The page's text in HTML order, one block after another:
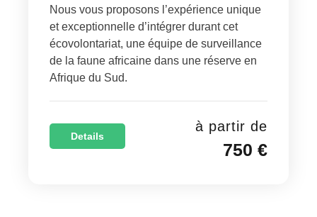
Nous vous proposons l’expérience unique
et exceptionnelle d’intégrer durant cet
écovolontariat, une équipe de surveillance
de la faune africaine dans une réserve en
Afrique du Sud.
Details
à partir de
750 €